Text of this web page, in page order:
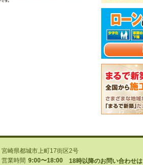
宮崎県都城市上町17街区2号
営業時間 9:00〜18:00 18時以降のお問い合わせは